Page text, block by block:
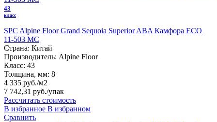
43
класс
SPC Alpine Floor Grand Sequoia Superior ABA Камфора ECO
11-503 MC
Страна: Китай
Производитель: Alpine Floor
Класс: 43
Толщина, мм: 8
4 335 руб./м2
7 742,31 руб./упак
Рассчитать стоимость
В избранное В избранном
Сравнить